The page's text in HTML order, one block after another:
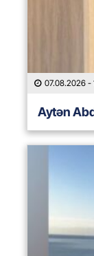
07.08.2026 -
Aytən